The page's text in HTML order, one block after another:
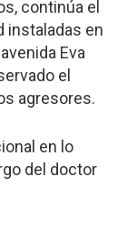
continúa el
instaladas en
Eva
el
agresores.
en lo
del doctor